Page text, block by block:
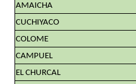
AMAICHA
CUCHIYACO
COLOME
CAMPUEL
EL CHURCAL